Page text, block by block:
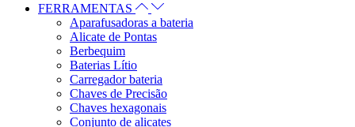
FERRAMENTAS
Aparafusadoras a bateria
Alicate de Pontas
Berbequim
Baterias Lítio
Carregador bateria
Chaves de Precisão
Chaves hexagonais
Conjunto de alicates